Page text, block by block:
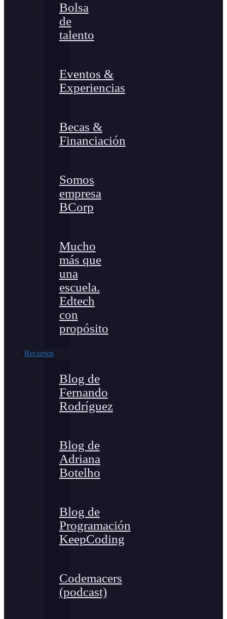
Bolsa
de
talento
Eventos &
Experiencias
Becas &
Financiación
Somos
empresa
BCorp
Mucho
más que
una
escuela.
Edtech
con
propósito
Recursos
Blog de
Fernando
Rodríguez
Blog de
Adriana
Botelho
Blog de
Programación
KeepCoding
Codemacers
(podcast)